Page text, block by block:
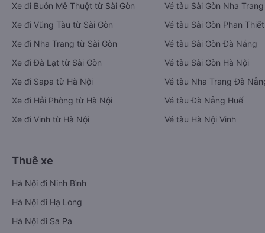
Xe đi Buôn Mê Thuột từ Sài Gòn
Xe đi Vũng Tàu từ Sài Gòn
Xe đi Nha Trang từ Sài Gòn
Xe đi Đà Lạt từ Sài Gòn
Xe đi Sapa từ Hà Nội
Xe đi Hải Phòng từ Hà Nội
Xe đi Vinh từ Hà Nội
Vé tàu Sài Gòn Nha Trang
Vé tàu Sài Gòn Phan Thiết
Vé tàu Sài Gòn Đà Nẵng
Vé tàu Sài Gòn Hà Nội
Vé tàu Nha Trang Đà
Vé tàu Đà Nẵng Huế
Vé tàu Hà Nội Vinh
Thuê xe
Hà Nội đi Ninh Bình
Hà Nội đi Hạ Long
Hà Nội đi Sa Pa